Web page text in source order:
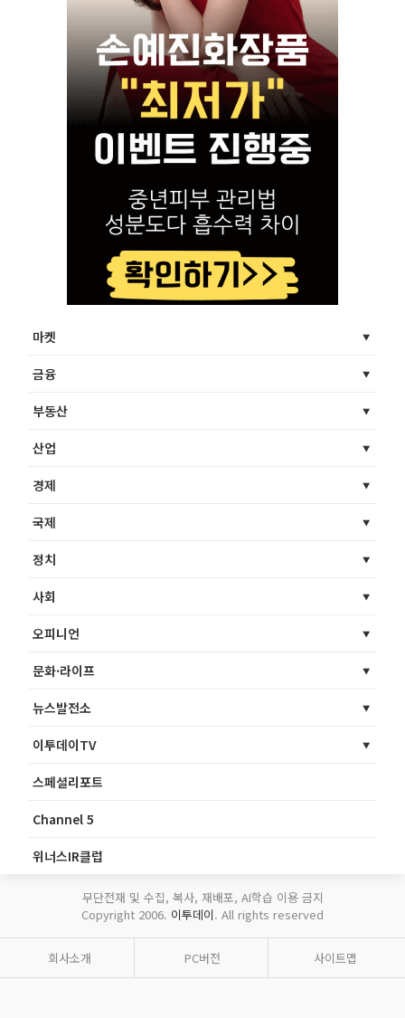
마켓
금융
부동산
산업
경제
국제
정치
사회
오피니언
문화·라이프
뉴스발전소
이투데이TV
스페셜리포트
Channel 5
위너스IR클럽
무단전재 및 수집, 복사, 재배포, AI학습 이용 금지
Copyright 2006. 이투데이. All rights reserved
회사소개 PC버전 사이트맵